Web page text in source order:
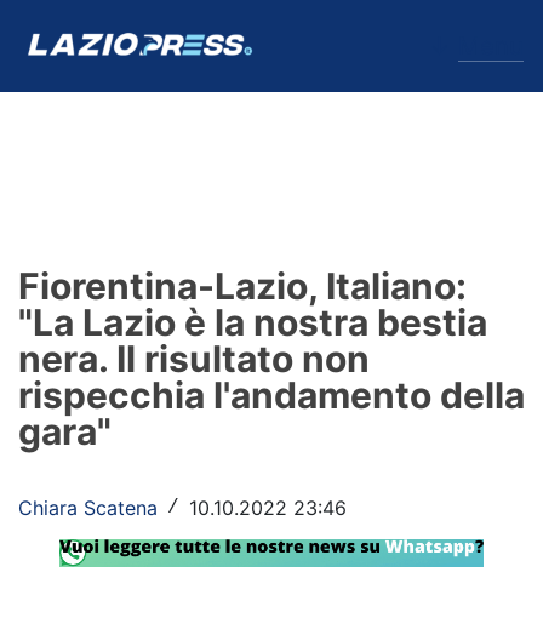
Formello
Infortuni
Primavera
Lazio Women
Rassegna Lazio
Fiorentina-Lazio, Italiano:
"La Lazio è la nostra bestia
nera. Il risultato non
rispecchia l'andamento della
gara"
Chiara Scatena / 10.10.2022 23:46